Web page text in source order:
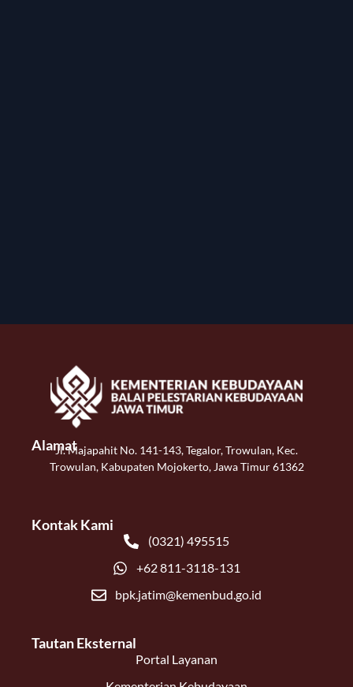
AlamatJl. Majapahit No. 141-143, Tegalor, Trowulan, Kec.
Trowulan, Kabupaten Mojokerto, Jawa Timur 61362
Kontak Kami
(0321) 495515
+62 811-3118-131
bpk.jatim@kemenbud.go.id
Tautan Eksternal
Portal Layanan